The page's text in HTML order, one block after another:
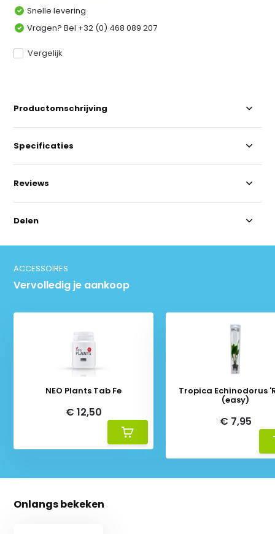
Snelle levering
Vragen? Bel +32 (0) 468 089 207
Vergelijk
Productomschrijving
Specificaties
Reviews
Delen
ACCESSOIRES
Vervolledig je aankoop
NEO Plants Tab Fe
€ 12,50
Tropica Echinodorus
(easy)
€ 7,95
Onlangs bekeken